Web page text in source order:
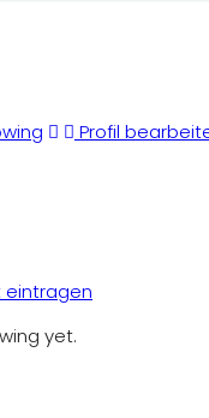
Profil
eintragen
yet.